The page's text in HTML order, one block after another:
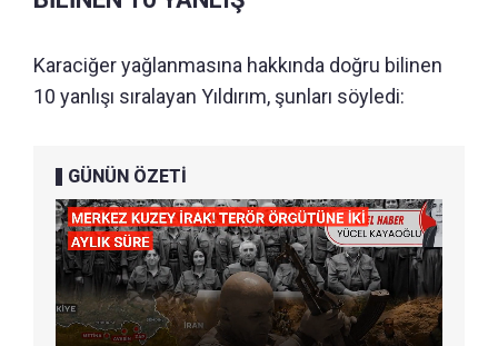
Karaciğer yağlanmasına hakkında doğru bilinen
10 yanlışı sıralayan Yıldırım, şunları söyledi:
GÜNÜN ÖZETİ